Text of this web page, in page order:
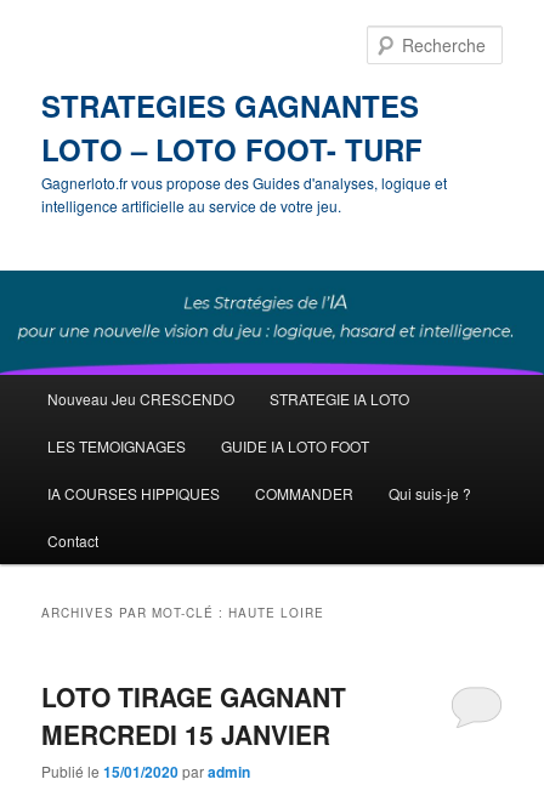
STRATEGIES GAGNANTES
LOTO – LOTO FOOT- TURF
Gagnerloto.fr vous propose des Guides d'analyses, logique et
intelligence artificielle au service de votre jeu.
principal
Aller
au
contenu
Aller
au
contenu
Nouveau Jeu CRESCENDO STRATEGIE IA LOTO
LES TEMOIGNAGES GUIDE IA LOTO FOOT
IA COURSES HIPPIQUES COMMANDER Qui suis-je ?
Contact
ARCHIVES PAR MOT-CLÉ :HAUTE LOIRE
LOTO TIRAGE GAGNANT
MERCREDI 15 JANVIER
Publié le15/01/2020paradmin